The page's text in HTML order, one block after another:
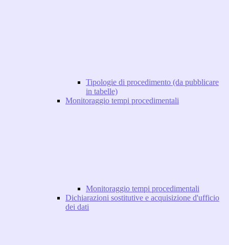
Tipologie di procedimento (da pubblicare
in tabelle)
Monitoraggio tempi procedimentali
Monitoraggio tempi procedimentali
Dichiarazioni sostitutive e acquisizione d'ufficio
dei dati